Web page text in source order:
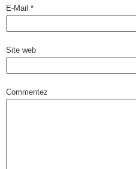
E-Mail *
Site web
Commentez